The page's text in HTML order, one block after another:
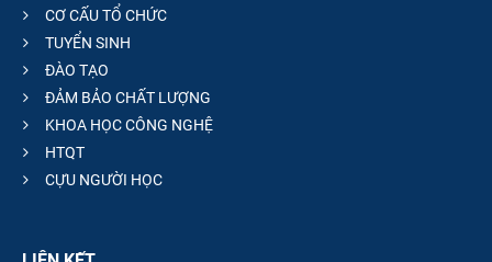
CƠ CẤU TỔ CHỨC
TUYỂN SINH
ĐÀO TẠO
ĐẢM BẢO CHẤT LƯỢNG
KHOA HỌC CÔNG NGHỆ
HTQT
CỰU NGƯỜI HỌC